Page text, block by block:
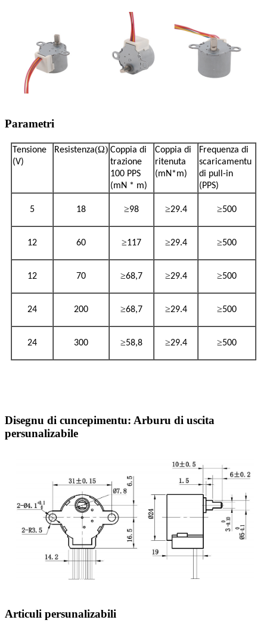
Parametri
Tensione
(V)
Resistenza(Ω) Coppia di
trazione
100 PPS
(mN * m)
Coppia di
ritenuta
(mN*m)
Frequenza di
scaricamentu
di pull-in
(PPS)
5 18 ≥98 ≥29.4 ≥500
12 60 ≥117 ≥29.4 ≥500
12 70 ≥68,7 ≥29.4 ≥500
24 200 ≥68,7 ≥29.4 ≥500
24 300 ≥58,8 ≥29.4 ≥500
Disegnu di cuncepimentu: Arburu di uscita
persunalizabile
Articuli persunalizabili